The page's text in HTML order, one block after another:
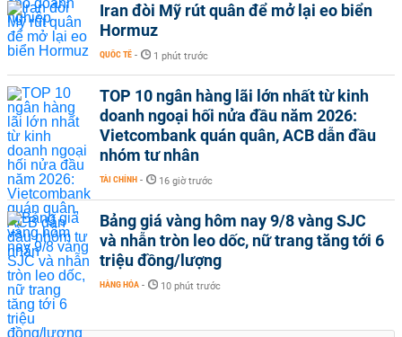
Iran đòi Mỹ rút quân để mở lại eo biển
Hormuz
QUỐC TẾ - 1 phút trước
TOP 10 ngân hàng lãi lớn nhất từ kinh
doanh ngoại hối nửa đầu năm 2026:
Vietcombank quán quân, ACB dẫn đầu
nhóm tư nhân
TÀI CHÍNH - 16 giờ trước
Bảng giá vàng hôm nay 9/8 vàng SJC
và nhẫn tròn leo dốc, nữ trang tăng tới 6
triệu đồng/lượng
HÀNG HÓA - 10 phút trước